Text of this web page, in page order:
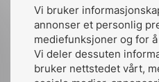
Vi bruker
annonser et personlig
mediefunksjoner og for
Vi deler dessuten
bruker nettstedet vårt,
Kontakt oss